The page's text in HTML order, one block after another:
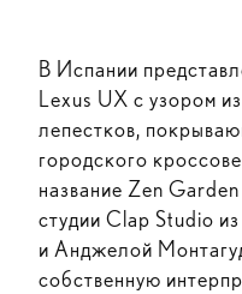
В Испании
Lexus UX с узором
лепестков,
городского
название Zen
студии Clap Studio
и Анджелой
собственную